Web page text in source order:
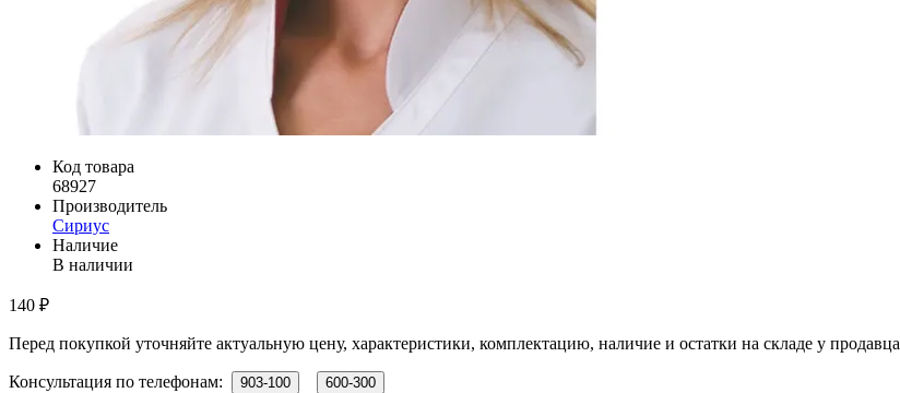
Код товара
68927
Производитель
Сириус
Наличие
В наличии
140 ₽
Перед покупкой уточняйте актуальную цену, характеристики, комплектацию, наличие и остатки на складе у продавца
Консультация по телефонам: 903-100 600-300